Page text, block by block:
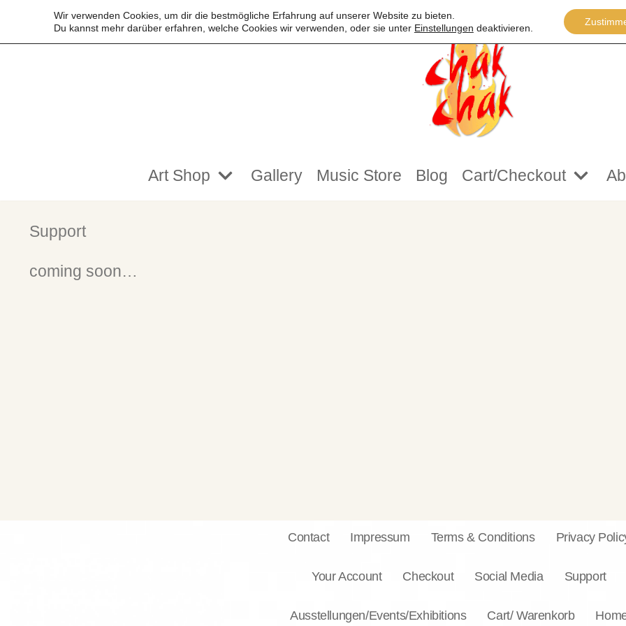
Art Shop Gallery Music Store Blog Cart/Checkout
Support
coming soon…
Contact Impressum Terms & Conditions Privacy
Your Account Checkout Social Media Support
Ausstellungen/Events/Exhibitions Cart/ Warenkorb
Wir verwenden Cookies, um dir die bestmögliche Erfahrung auf unserer Website zu bieten.
Du kannst mehr darüber erfahren, welche Cookies wir verwenden, oder sie unter Einstellungen deaktivieren.